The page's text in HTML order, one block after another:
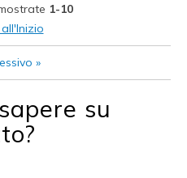
to width
to size
1-10
»
su